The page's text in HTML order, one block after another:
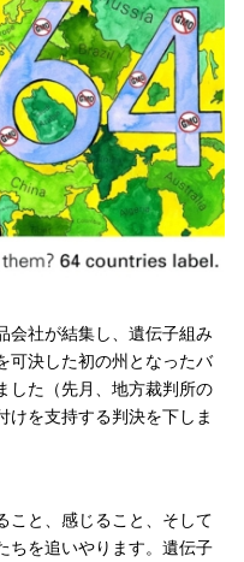
会社が結集し、遺伝子組み
可決した初の州となったバ
した（先月、地方裁判所の
けを支持する判決を下しま
こと、感じること、そして
ちを追いやります。遺伝子